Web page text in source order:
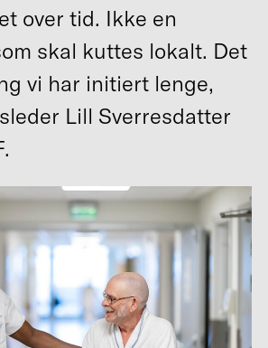
over tid. Ikke en
skal kuttes lokalt. Det
vi har initiert lenge,
Lill Sverresdatter